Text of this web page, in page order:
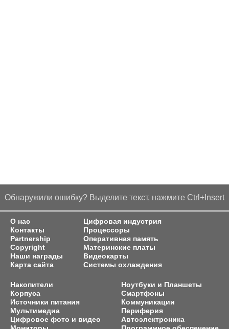
Обнаружили ошибку? Выделите текст, нажмите Ctrl+Insert
О нас
Контакты
Partnership
Copyright
Наши награды
Карта сайта
Цифровая индустрия
Процессоры
Оперативная память
Материнские платы
Видеокарты
Системы охлаждения
Накопители
Корпуса
Источники питания
Мультимедиа
Цифровое фото и видео
Ноутбуки и Планшеты
Смартфоны
Коммуникации
Периферия
Автоэлектроника